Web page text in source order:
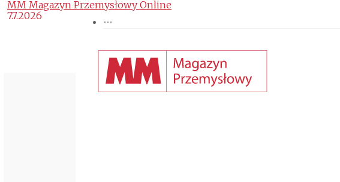
MM Magazyn Przemysłowy Online
7.7.2026